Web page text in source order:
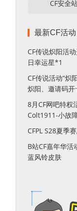
CF安全
最新CF活动
CF传说炽阳活
日幸运星*1
CF传说活动“炽
炽阳、邀请码开
8月CF网吧特权
Colt1911-小故
CFPL S28夏季
B站CF嘉年华
蓝风铃皮肤